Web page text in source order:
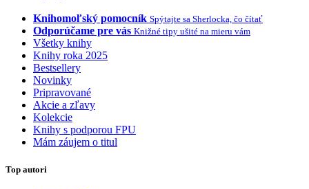
Knihomoľský pomocník Spýtajte sa Sherlocka, čo čítať
Odporúčame pre vás Knižné tipy ušité na mieru vám
Všetky knihy
Knihy roka 2025
Bestsellery
Novinky
Pripravované
Akcie a zľavy
Kolekcie
Knihy s podporou FPU
Mám záujem o titul
Top autori